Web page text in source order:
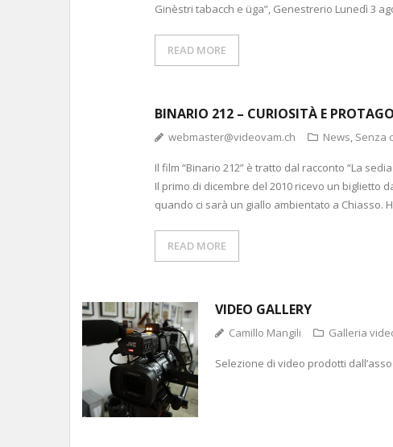
Ginèstri tabacch e üga”, Genestrerio Lunedì 3
READ MORE
BINARIO 212 – CURIOSITÀ E
webmaster@videovam.ch News, Senza
Il film “Binario 212” è tratto dal racconto “La
Il primo di dicembre del 2010 ricevo un biglietto
quando ci sarà un giallo ambientato a Chiasso.
READ MORE
VIDEO GALLERY
Camillo Mangili Galleria
Selezione di video prodotti